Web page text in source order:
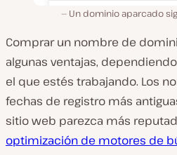
Un dominio aparcado
Comprar un nombre de
algunas ventajas,
el que estés trabajando. Los
fechas de registro más
sitio web parezca más
optimización de motores de